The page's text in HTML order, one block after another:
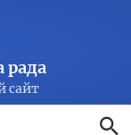
рада
сайт